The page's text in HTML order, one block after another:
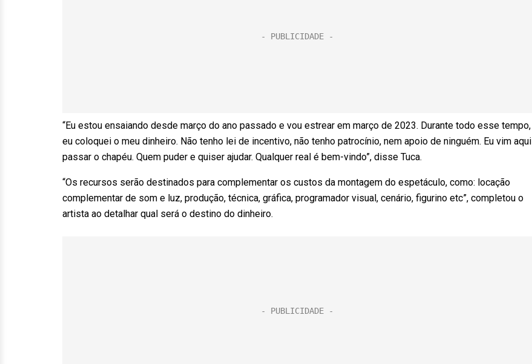
“Eu estou ensaiando desde março do ano passado e vou estrear em março de 2023. Durante todo esse tempo,
eu coloquei o meu dinheiro. Não tenho lei de incentivo, não tenho patrocínio, nem apoio de ninguém. Eu vim aqui
passar o chapéu. Quem puder e quiser ajudar. Qualquer real é bem-vindo”, disse Tuca.
“Os recursos serão destinados para complementar os custos da montagem do espetáculo, como: locação
complementar de som e luz, produção, técnica, gráfica, programador visual, cenário, figurino etc”, completou o
artista ao detalhar qual será o destino do dinheiro.